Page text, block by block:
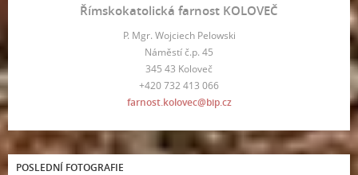
Římskokatolická farnost KOLOVEČ
P. Mgr. Wojciech Pelowski
Náměstí č.p. 45
345 43 Koloveč
+420 732 413 066
farnost.kolovec@bip.cz
POSLEDNÍ FOTOGRAFIE